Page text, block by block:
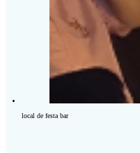
local de festa bar